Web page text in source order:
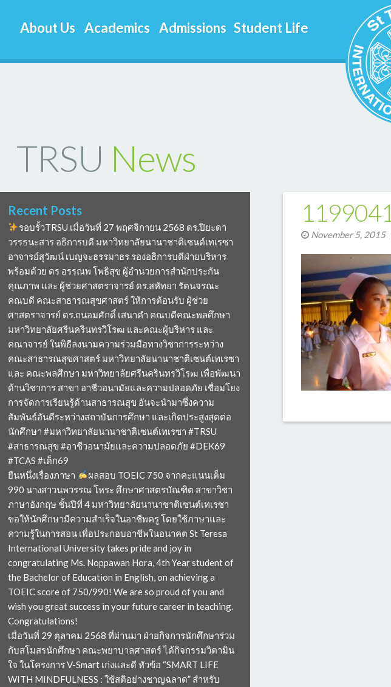
About Us Academics Admissions Student Life
TRSU News
Recent Posts
รอบรั้วTRSU เมื่อวันที่ 27 พฤศจิกายน 2568 ดร.ปิยะดา
วรรธนะสาร อธิการบดี มหาวิทยาลัยนานาชาติเซนต์เทเรซา
อาจารย์สุวัฒน์ เบญจะธรรมาธร รองอธิการบดีฝ่ายบริหาร
พร้อมด้วย ดร อรรณพ โพธิสุข ผู้อำนวยการสำนักประกัน
คุณภาพ และ ผู้ช่วยศาสตราจารย์ ดร.สหัทยา รัตนจรณะ
คณบดี คณะสาธารณสุขศาสตร์ ให้การต้อนรับ ผู้ช่วย
ศาสตราจารย์ ดร.ถนอมศักดิ์ เสนาคำ คณบดีคณะพลศึกษา
มหาวิทยาลัยศรีนครินทรวิโรฒ และคณะผู้บริหาร และ
คณาจารย์ ในพิธีลงนามความร่วมมือทางวิชาการระหว่าง
คณะสาธารณสุขศาสตร์ มหาวิทยาลัยนานาชาติเซนต์เทเรซา
และ คณะพลศึกษา มหาวิทยาลัยศรีนครินทรวิโรฒ เพื่อพัฒนา
ด้านวิชาการ สาขา อาชีวอนามัยและความปลอดภัย เชื่อมโยง
การจัดการเรียนรู้ด้านสาธารณสุข อันจะนำมาซึ่งความ
สัมพันธ์อันดีระหว่างสถาบันการศึกษา และเกิดประสูงสุดต่อ
นักศึกษา #มหาวิทยาลัยนานาชาติเซนต์เทเรซา #TRSU
#สาธารณสุข #อาชีวอนามัยและความปลอดภัย #DEK69
#TCAS #เด็ก69
ยืนหนึ่งเรื่องภาษา
ผลสอบ TOEIC 750 จากคะแนนเต็ม
990 นางสาวนพวรรณ โหระ ศึกษาศาสตรบัณฑิต สาขาวิชา
ภาษาอังกฤษ ชั้นปีที่ 4 มหาวิทยาลัยนานาชาติเซนต์เทเรซา
ขอให้นักศึกษามีความสำเร็จในอาชีพครู โดยใช้ภาษาและ
ความรู้ในการสอน เพื่อประกอบอาชีพในอนาคต St Teresa
International University takes pride and joy in
congratulating Ms. Noppawan Hora, 4th Year student of
the Bachelor of Education in English, on achieving a
TOEIC score of 750/990! We are so proud of you and
wish you great success in your future career in teaching.
Congratulations!
เมื่อวันที่ 29 ตุลาคม 2568 ที่ผ่านมา ฝ่ายกิจการนักศึกษาร่วม
กับสโมสรนักศึกษา คณะพยาบาลศาสตร์ ได้กิจกรรมวิตามิน
ใจ ในโครงการ V-Smart เก่งและดี หัวข้อ “SMART LIFE
WITH MINDFULNESS : ใช้สติอย่างชาญฉลาด” สำหรับ
November 5, 2015